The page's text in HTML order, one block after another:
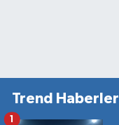
Trend Haberler
1